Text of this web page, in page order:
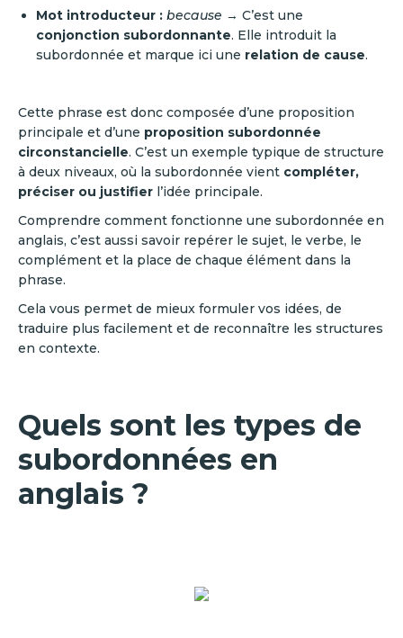
Mot introducteur : because → C’est une
conjonction subordonnante. Elle introduit la
subordonnée et marque ici une relation de cause.
Cette phrase est donc composée d’une proposition
principale et d’une proposition subordonnée
circonstancielle. C’est un exemple typique de structure
à deux niveaux, où la subordonnée vient compléter,
préciser ou justifier l’idée principale.
Comprendre comment fonctionne une subordonnée en
anglais, c’est aussi savoir repérer le sujet, le verbe, le
complément et la place de chaque élément dans la
phrase.
Cela vous permet de mieux formuler vos idées, de
traduire plus facilement et de reconnaître les structures
en contexte.
Quels sont les types de
subordonnées en
anglais ?